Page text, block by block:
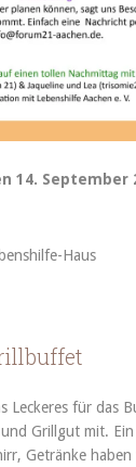
14. September
Haus
Leckeres für das
Grillgut mit. Ein
Getränke